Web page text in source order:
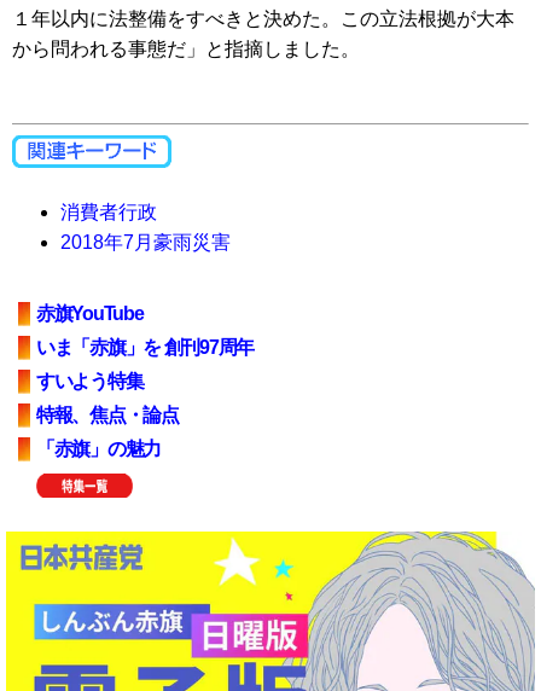
１年以内に法整備をすべきと決めた。この立法根拠が大本
から問われる事態だ」と指摘しました。
消費者行政
2018年7月豪雨災害
赤旗YouTube
いま「赤旗」を 創刊97周年
すいよう特集
特報、焦点・論点
「赤旗」の魅力